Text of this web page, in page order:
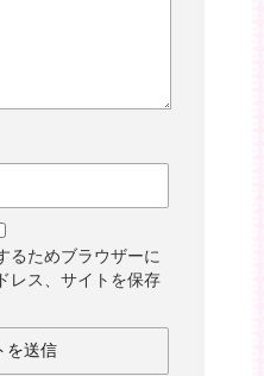
るためブラウザーに
レス、サイトを保存